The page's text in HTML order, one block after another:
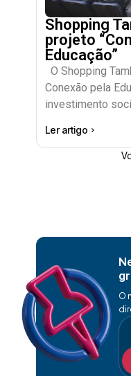
Shopping
projeto
Educação”
O Shopping
Conexão pela
investimento
Ler artigo
O